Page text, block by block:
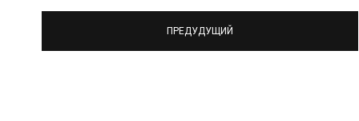
ПРЕДУДУЩИЙ